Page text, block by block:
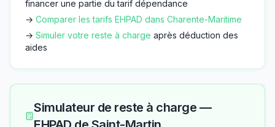
financer une partie du tarif dépendance
→ Comparer les tarifs EHPAD dans Charente-Maritime
→ Simuler votre reste à charge après déduction des
aides
Simulateur de reste à charge —